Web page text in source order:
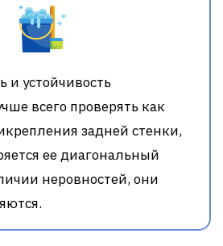
и устойчивость
всего проверять как
задней стенки,
ее диагональный
неровностей, они